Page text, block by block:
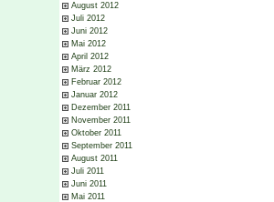
August 2012
Juli 2012
Juni 2012
Mai 2012
April 2012
März 2012
Februar 2012
Januar 2012
Dezember 2011
November 2011
Oktober 2011
September 2011
August 2011
Juli 2011
Juni 2011
Mai 2011